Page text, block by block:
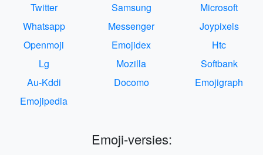
Twitter
Samsung
Microsoft
Whatsapp
Messenger
Joypixels
Openmoji
Emojidex
Htc
Lg
Mozilla
Softbank
Au-Kddi
Docomo
Emojigraph
Emojipedia
Emoji-versies: